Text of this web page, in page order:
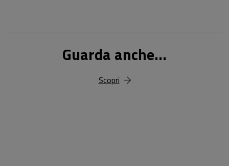
Guarda anche...
Scopri